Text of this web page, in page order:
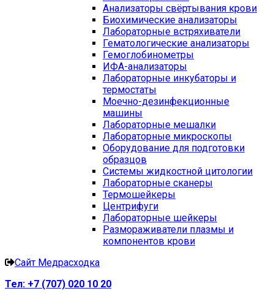
Анализаторы свёртывания крови
Биохимические анализаторы
Лабораторные встряхиватели
Гематологические анализаторы
Гемоглобинометры
ИФА-анализаторы
Лабораторные инкубаторы и
термостаты
Моечно-дезинфекционные
машины
Лабораторные мешалки
Лабораторные микроскопы
Оборудование для подготовки
образцов
Системы жидкостной цитологии
Лабораторные сканеры
Термошейкеры
Центрифуги
Лабораторные шейкеры
Размораживатели плазмы и
компонентов крови
Сайт Медрасходка
Тел: +7 (707) 020 10 20